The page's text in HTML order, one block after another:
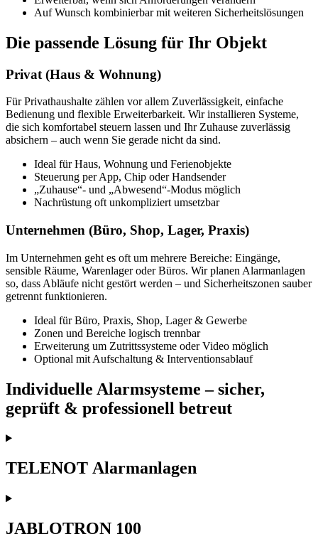
Auf Wunsch kombinierbarmit weiteren Sicherheitslösungen
Die passende Lösung für Ihr Objekt
Privat (Haus & Wohnung)
Für Privathaushalte zählen vor allem Zuverlässigkeit, einfache
Bedienung und flexible Erweiterbarkeit. Wir installieren Systeme,
die sich komfortabel steuern lassen und Ihr Zuhause zuverlässig
absichern – auch wenn Sie gerade nicht da sind.
Ideal für Haus, Wohnung und Ferienobjekte
Steuerung per App, Chip oder Handsender
„Zuhause“- und „Abwesend“-Modus möglich
Nachrüstung oft unkompliziert umsetzbar
Unternehmen (Büro, Shop, Lager, Praxis)
Im Unternehmen geht es oft um mehrere Bereiche: Eingänge,
sensible Räume, Warenlager oder Büros. Wir planen Alarmanlagen
so, dass Abläufe nicht gestört werden – und Sicherheitszonen sauber
getrennt funktionieren.
Ideal für Büro, Praxis, Shop, Lager & Gewerbe
Zonen und Bereiche logisch trennbar
Erweiterung um Zutrittssysteme oder Video möglich
Optional mit Aufschaltung & Interventionsablauf
Individuelle Alarmsysteme – sicher,
geprüft & professionell betreut
TELENOT Alarmanlagen
JABLOTRON 100